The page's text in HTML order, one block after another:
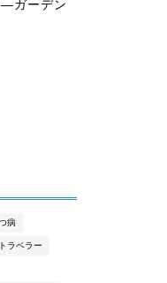
―ガーデン
病
ラベラー